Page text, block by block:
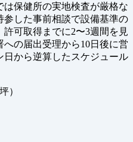
保健所の実地検査が厳格な
した事前相談で設備基準の
可取得までに2〜3週間を見
の届出受理から10日後に営
から逆算したスケジュール
）